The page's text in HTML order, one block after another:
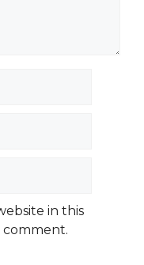
in this